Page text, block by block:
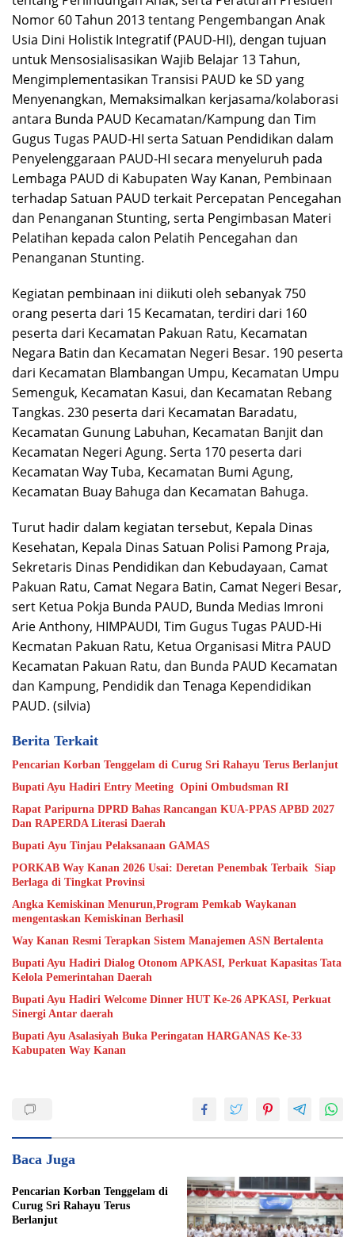
Nomor 60 Tahun 2013 tentang Pengembangan Anak
Usia Dini Holistik Integratif (PAUD-HI), dengan tujuan
untuk Mensosialisasikan Wajib Belajar 13 Tahun,
Mengimplementasikan Transisi PAUD ke SD yang
Menyenangkan, Memaksimalkan kerjasama/kolaborasi
antara Bunda PAUD Kecamatan/Kampung dan Tim
Gugus Tugas PAUD-HI serta Satuan Pendidikan dalam
Penyelenggaraan PAUD-HI secara menyeluruh pada
Lembaga PAUD di Kabupaten Way Kanan, Pembinaan
terhadap Satuan PAUD terkait Percepatan Pencegahan
dan Penanganan Stunting, serta Pengimbasan Materi
Pelatihan kepada calon Pelatih Pencegahan dan
Penanganan Stunting.
Kegiatan pembinaan ini diikuti oleh sebanyak 750
orang peserta dari 15 Kecamatan, terdiri dari 160
peserta dari Kecamatan Pakuan Ratu, Kecamatan
Negara Batin dan Kecamatan Negeri Besar. 190 peserta
dari Kecamatan Blambangan Umpu, Kecamatan Umpu
Semenguk, Kecamatan Kasui, dan Kecamatan Rebang
Tangkas. 230 peserta dari Kecamatan Baradatu,
Kecamatan Gunung Labuhan, Kecamatan Banjit dan
Kecamatan Negeri Agung. Serta 170 peserta dari
Kecamatan Way Tuba, Kecamatan Bumi Agung,
Kecamatan Buay Bahuga dan Kecamatan Bahuga.
Turut hadir dalam kegiatan tersebut, Kepala Dinas
Kesehatan, Kepala Dinas Satuan Polisi Pamong Praja,
Sekretaris Dinas Pendidikan dan Kebudayaan, Camat
Pakuan Ratu, Camat Negara Batin, Camat Negeri Besar,
sert Ketua Pokja Bunda PAUD, Bunda Medias Imroni
Arie Anthony, HIMPAUDI, Tim Gugus Tugas PAUD-Hi
Kecmatan Pakuan Ratu, Ketua Organisasi Mitra PAUD
Kecamatan Pakuan Ratu, dan Bunda PAUD Kecamatan
dan Kampung, Pendidik dan Tenaga Kependidikan
PAUD. (silvia)
Berita Terkait
Pencarian Korban Tenggelam di Curug Sri Rahayu Terus Berlanjut
Bupati Ayu Hadiri Entry Meeting Opini Ombudsman RI
Rapat Paripurna DPRD Bahas Rancangan KUA-PPAS APBD 2027
Dan RAPERDA Literasi Daerah
Bupati Ayu Tinjau Pelaksanaan GAMAS
PORKAB Way Kanan 2026 Usai: Deretan Penembak Terbaik Siap
Berlaga di Tingkat Provinsi
Angka Kemiskinan Menurun,Program Pemkab Waykanan
mengentaskan Kemiskinan Berhasil
Way Kanan Resmi Terapkan Sistem Manajemen ASN Bertalenta
Bupati Ayu Hadiri Dialog Otonom APKASI, Perkuat Kapasitas Tata
Kelola Pemerintahan Daerah
Bupati Ayu Hadiri Welcome Dinner HUT Ke-26 APKASI, Perkuat
Sinergi Antar daerah
Bupati Ayu Asalasiyah Buka Peringatan HARGANAS Ke-33
Kabupaten Way Kanan
Baca Juga
Pencarian Korban Tenggelam di
Curug Sri Rahayu Terus
Berlanjut